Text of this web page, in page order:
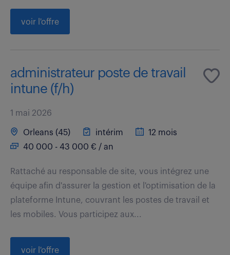
voir l'offre
administrateur poste de travail
intune (f/h)
1 mai 2026
Orleans (45) intérim
12 mois
40 000 - 43 000 € / an
Rattaché au responsable de site, vous intégrez une
équipe afin d'assurer la gestion et l'optimisation de la
plateforme Intune, couvrant les postes de travail et
les mobiles. Vous participez aux...
voir l'offre